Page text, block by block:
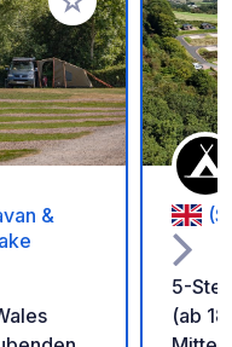
Zu Ihren Favoriten
&
5-
(ab